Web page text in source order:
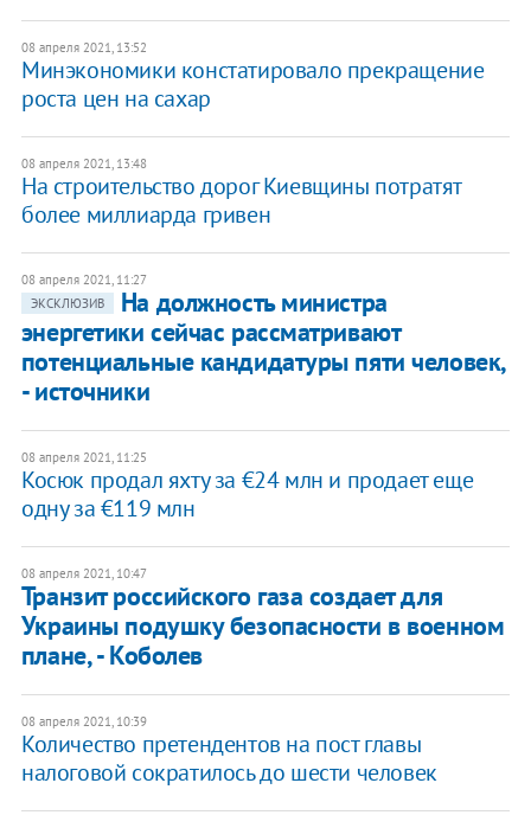
08 апреля 2021, 13:52
Минэкономики констатировало прекращение
роста цен на сахар
08 апреля 2021, 13:48
На строительство дорог Киевщины потратят
более миллиарда гривен
08 апреля 2021, 11:27
ЭКСКЛЮЗИВ
На должность министра
энергетики сейчас рассматривают
потенциальные кандидатуры пяти человек,
- источники
08 апреля 2021, 11:25
Косюк продал яхту за €24 млн и продает еще
одну за €119 млн
08 апреля 2021, 10:47
Транзит российского газа создает для
Украины подушку безопасности в военном
плане, - Коболев
08 апреля 2021, 10:39
​Количество претендентов на пост главы
налоговой сократилось до шести человек